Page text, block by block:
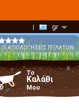
gr
/5 ΑΞΙΟΛΟΓΗΣΕΙΣ ΠΕΛΑΤΩΝ
Το
Καλάθι
Μου